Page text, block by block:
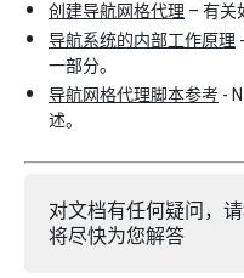
创建导航网格代理 – 有关
导航系统的内部工作原理
一部分。
导航网格代理脚本参考 -
述。
对文档有任何疑问，
将尽快为您解答